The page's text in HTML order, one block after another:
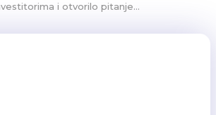
i otvorilo pitanje...